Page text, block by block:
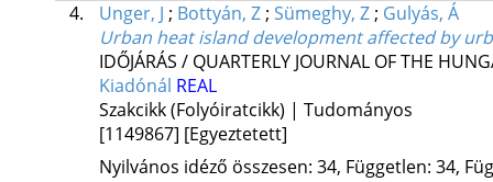
4.
Unger, J ; Bottyán, Z; Sümeghy, Z; Gulyás, Á
Urban heat island development affected by
IDŐJÁRÁS / QUARTERLY JOURNAL OF THE
Kiadónál REAL
Szakcikk (Folyóiratcikk) | Tudományos
[1149867] [Egyeztetett]
Nyilvános idéző összesen: 34, Független: 34,